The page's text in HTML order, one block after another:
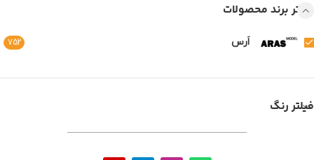
فیلتر برند محصولات
اَرس 752
فیلتر رنگ